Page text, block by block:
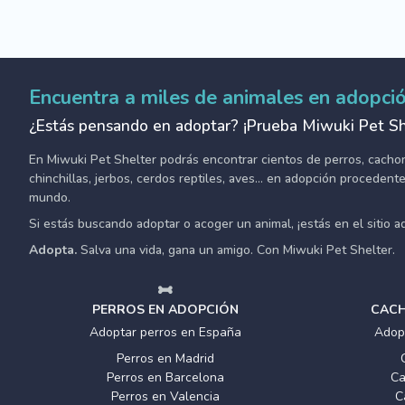
Encuentra a miles de animales en
¿Estás pensando en adoptar? ¡Prueba Miwuki Pet
En Miwuki Pet Shelter podrás encontrar cientos de perros,
chinchillas, jerbos, cerdos reptiles, aves... en adopción
mundo.
Si estás buscando adoptar o acoger un animal, ¡estás en el sitio
Adopta. Salva una vida, gana un amigo. Con Miwuki Pet Shelter.
PERROS EN ADOPCIÓN
Adoptar perros en España
Perros en Madrid
Perros en Barcelona
Perros en Valencia